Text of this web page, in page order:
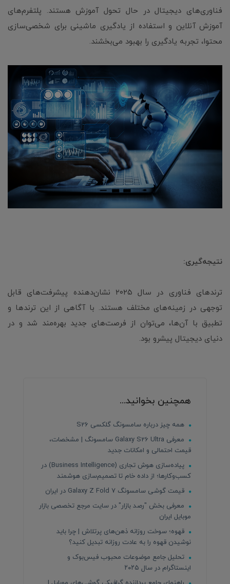
فناوری‌های دیجیتال در حال تحول آموزش هستند. پلتفرم‌های
آموزش آنلاین و استفاده از یادگیری ماشینی برای شخصی‌سازی
محتوا، تجربه یادگیری را بهبود می‌بخشند.
نتیجه‌گیری:
ترندهای فناوری در سال ۲۰۲۵ نشان‌دهنده پیشرفت‌های قابل
توجهی در زمینه‌های مختلف هستند. با آگاهی از این ترندها و
تطبیق با آن‌ها، می‌توان از فرصت‌های جدید بهره‌مند شد و در
دنیای دیجیتال پیشرو بود.
همچنین بخوانید...
همه چیز درباره سامسونگ گلکسی S26
معرفی Galaxy S26 Ultra سامسونگ | مشخصات،
قیمت احتمالی و امکانات جدید
پیاده‌سازی هوش تجاری (Business Intelligence) در
کسب‌وکارها؛ از داده خام تا تصمیم‌سازی هوشمند
قیمت گوشی سامسونگ Galaxy Z Fold 7 در ایران
معرفی بخش "رصد بازار" در سایت مرجع تخصصی بازار
موبایل ایران
قهوه؛ سوخت روزانه ذهن‌های پرتلاش | چرا باید
نوشیدن قهوه را به عادت روزانه تبدیل کنید؟
تحلیل جامع موضوعات محبوب فیس‌بوک و
اینستاگرام در سال ۲۰۲۵